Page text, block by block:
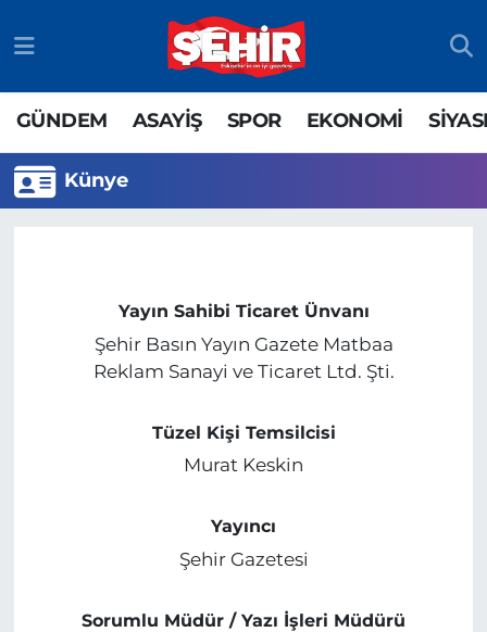
GÜNDEM ASAYİŞ SPOR EKONOMİ
Künye
Yayın Sahibi Ticaret Ünvanı
Şehir Basın Yayın Gazete Matbaa
Reklam Sanayi ve Ticaret Ltd. Şti.
Tüzel Kişi Temsilcisi
Murat Keskin
Yayıncı
Şehir Gazetesi
Sorumlu Müdür / Yazı İşleri Müdürü
SPOR
SİYASET
RESMİ İLAN
SİYASET
EKONOMİ
EĞİTİM
Odunpazarı Nöbetçi Eczaneler
Odunpazarı Hava Durumu
Odunpazarı Trafik Yoğunluk Haritası
Tüm Manşetler
Son Dakika Haberleri